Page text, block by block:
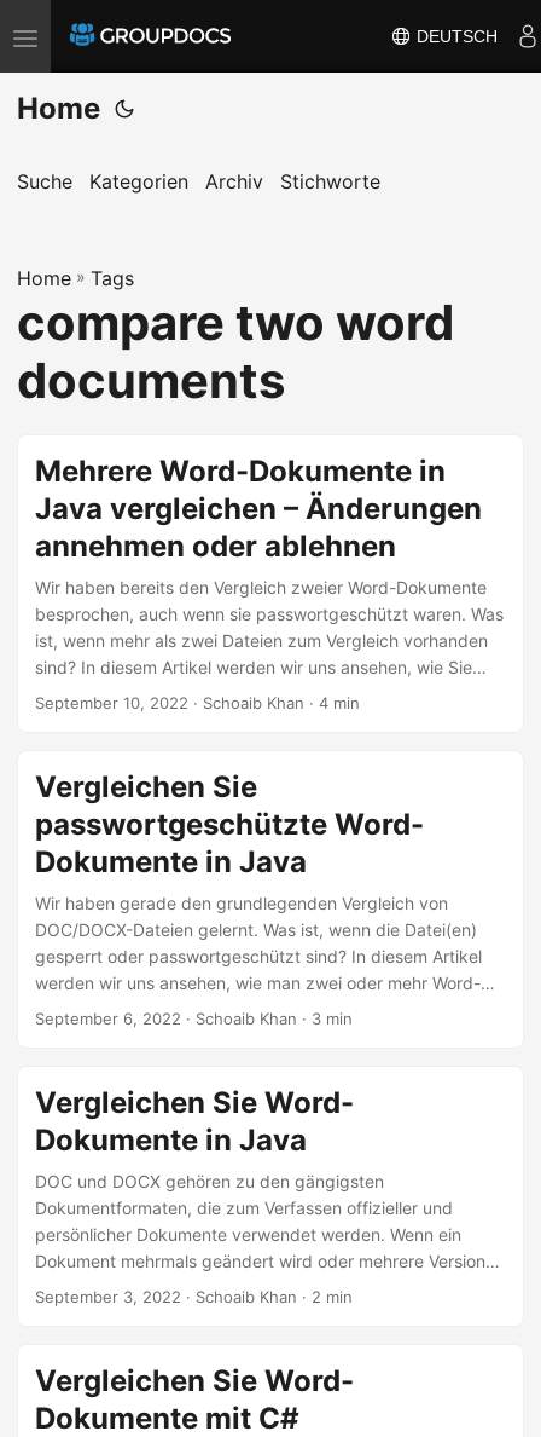
T
o
g
l
a
v
i
g
o
n
DEUTSCH
Home
Suche Kategorien Archiv Stichworte
Home » Tags
compare two word
documents
Mehrere Word-Dokumente in
Java vergleichen – Änderungen
annehmen oder ablehnen
Wir haben bereits den Vergleich zweier Word-Dokumente
besprochen, auch wenn sie passwortgeschützt waren. Was
ist, wenn mehr als zwei Dateien zum Vergleich vorhanden
sind? In diesem Artikel werden wir uns ansehen, wie Sie
mehrere Word-Dokumente in Java vergleichen. Außerdem
erhalten.
September 10, 2022 · Schoaib Khan · 4 min
Vergleichen Sie
passwortgeschützte Word-
Dokumente in Java
Wir haben gerade den grundlegenden Vergleich von
DOC/DOCX-Dateien gelernt. Was ist, wenn die Datei(en)
gesperrt oder passwortgeschützt sind? In diesem Artikel
werden wir uns ansehen, wie man zwei oder mehr Word-
Dokumente in Java vergleicht, wenn sie passwortgeschützt
September 6, 2022 · Schoaib Khan · 3 min
Vergleichen Sie Word-
Dokumente in Java
DOC und DOCX gehören zu den gängigsten
Dokumentformaten, die zum Verfassen offizieller und
persönlicher Dokumente verwendet werden. Wenn ein
Dokument mehrmals geändert wird oder mehrere Versionen
hat, können Sie zwei verschiedene Versionen dieses
Dokumente vergleichen und die festgestellten
Unterschiede in Java hervorheben.
September 3, 2022 · Schoaib Khan · 2 min
Vergleichen Sie Word-
Dokumente mit C#